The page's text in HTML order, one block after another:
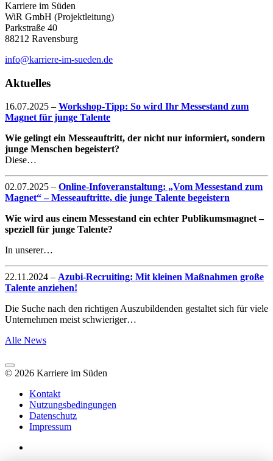
Karriere im Süden
WiR GmbH (Projektleitung)
Parkstraße 40
88212 Ravensburg
info@karriere-im-sueden.de
Aktuelles
16.07.2025 – Workshop-Tipp: So wird Ihr Messestand zum
Magnet für junge Talente
Wie gelingt ein Messeauftritt, der nicht nur informiert, sondern
junge Menschen begeistert?
Diese…
02.07.2025 – Online-Infoveranstaltung: „Vom Messestand zum
Magnet“ – Messeauftritte, die junge Talente begeistern
Wie wird aus einem Messestand ein echter Publikumsmagnet –
speziell für junge Talente?
In unserer…
22.11.2024 – Azubi-Recruiting: Mit kleinen Maßnahmen große
Talente anziehen!
Die Suche nach den richtigen Auszubildenden gestaltet sich für viele
Unternehmen meist schwieriger…
Alle News
© 2026 Karriere im Süden
Kontakt
Nutzungsbedingungen
Datenschutz
Impressum